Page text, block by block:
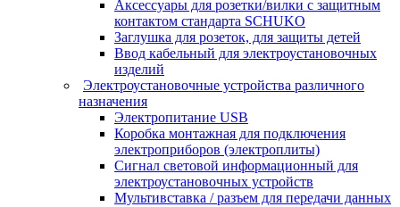
Аксессуары для розетки/вилки с защитным
контактом стандарта SCHUKO
Заглушка для розеток, для защиты детей
Ввод кабельный для электроустановочных
изделий
Электроустановочные устройства различного
назначения
Электропитание USB
Коробка монтажная для подключения
электроприборов (электроплиты)
Сигнал световой информационный для
электроустановочных устройств
Мультивставка / разъем для передачи данных